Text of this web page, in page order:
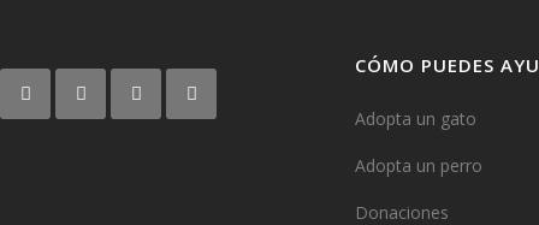
CÓMO PUEDES
Adopta un gato
Adopta un perro
Donaciones